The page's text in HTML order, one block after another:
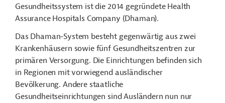
Gesundheitssystem ist die 2014 gegründete Health
Assurance Hospitals Company (Dhaman).
Das Dhaman-System besteht gegenwärtig aus zwei
Krankenhäusern sowie fünf Gesundheitszentren zur
primären Versorgung. Die Einrichtungen befinden sich
in Regionen mit vorwiegend ausländischer
Bevölkerung. Andere staatliche
Gesundheitseinrichtungen sind Ausländern nun nur